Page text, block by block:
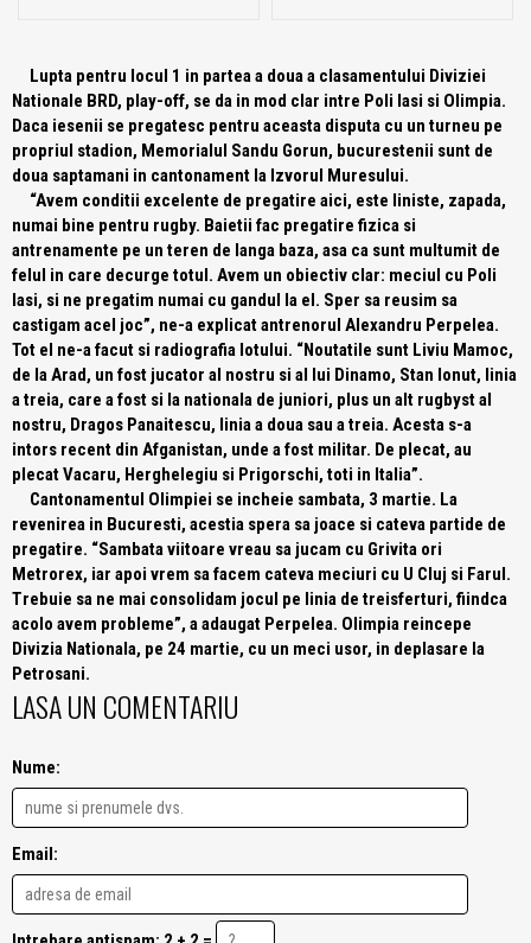
Lupta pentru locul 1 in partea a doua a clasamentului Diviziei
Nationale BRD, play-off, se da in mod clar intre Poli Iasi si Olimpia.
Daca iesenii se pregatesc pentru aceasta disputa cu un turneu pe
propriul stadion, Memorialul Sandu Gorun, bucurestenii sunt de
doua saptamani in cantonament la Izvorul Muresului.
“Avem conditii excelente de pregatire aici, este liniste, zapada,
numai bine pentru rugby. Baietii fac pregatire fizica si
antrenamente pe un teren de langa baza, asa ca sunt multumit de
felul in care decurge totul. Avem un obiectiv clar: meciul cu Poli
Iasi, si ne pregatim numai cu gandul la el. Sper sa reusim sa
castigam acel joc”, ne-a explicat antrenorul Alexandru Perpelea.
Tot el ne-a facut si radiografia lotului. “Noutatile sunt Liviu Mamoc,
de la Arad, un fost jucator al nostru si al lui Dinamo, Stan Ionut, linia
a treia, care a fost si la nationala de juniori, plus un alt rugbyst al
nostru, Dragos Panaitescu, linia a doua sau a treia. Acesta s-a
intors recent din Afganistan, unde a fost militar. De plecat, au
plecat Vacaru, Herghelegiu si Prigorschi, toti in Italia”.
Cantonamentul Olimpiei se incheie sambata, 3 martie. La
revenirea in Bucuresti, acestia spera sa joace si cateva partide de
pregatire. “Sambata viitoare vreau sa jucam cu Grivita ori
Metrorex, iar apoi vrem sa facem cateva meciuri cu U Cluj si Farul.
Trebuie sa ne mai consolidam jocul pe linia de treisferturi, fiindca
acolo avem probleme”, a adaugat Perpelea. Olimpia reincepe
Divizia Nationala, pe 24 martie, cu un meci usor, in deplasare la
Petrosani.
LASA UN COMENTARIU
Nume:
Email: